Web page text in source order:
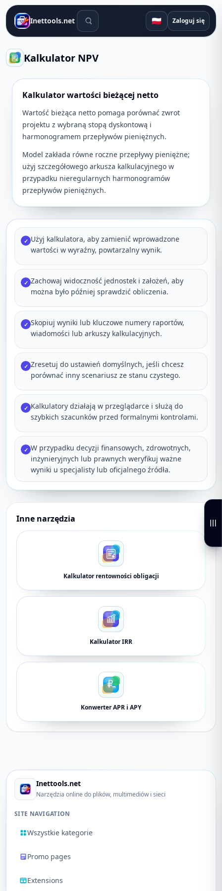
Inettools.net Narzędzia wyszukiwania
🇵🇱 Zaloguj się
Kalkulator NPV
Kalkulator wartości bieżącej netto
Wartość bieżąca netto pomaga porównać zwrot
projektu z wybraną stopą dyskontową i
harmonogramem przepływów pieniężnych.
Model zakłada równe roczne przepływy pieniężne;
użyj szczegółowego arkusza kalkulacyjnego w
przypadku nieregularnych harmonogramów
przepływów pieniężnych.
✓ Użyj kalkulatora, aby zamienić wprowadzone
wartości w wyraźny, powtarzalny wynik.
✓ Zachowaj widoczność jednostek i założeń, aby
można było później sprawdzić obliczenia.
✓ Skopiuj wyniki lub kluczowe numery raportów,
wiadomości lub arkuszy kalkulacyjnych.
✓ Zresetuj do ustawień domyślnych, jeśli chcesz
porównać inny scenariusz ze stanu czystego.
✓ Kalkulatory działają w przeglądarce i służą do
szybkich szacunków przed formalnymi kontrolami.
✓ W przypadku decyzji finansowych, zdrowotnych,
inżynieryjnych lub prawnych weryfikuj ważne
wyniki u specjalisty lub oficjalnego źródła.
Inne narzędzia
Kalkulator rentowności obligacji
Kalkulator IRR
Konwerter APR i APY
Inettools.net
Narzędzia online do plików, multimediów i sieci
SITE NAVIGATION
Wszystkie kategorie
Promo pages
Extensions